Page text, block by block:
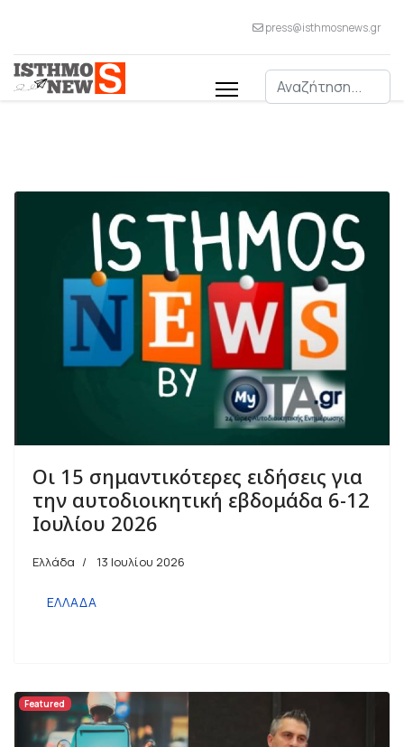
press@isthmosnews.gr
Αναζήτηση
Οι 15 σημαντικότερες ειδήσεις για
την αυτοδιοικητική εβδομάδα 6-12
Ιουλίου 2026
Ελλάδα 13 Ιουλίου 2026
ΕΛΛΑΔΑ
Featured